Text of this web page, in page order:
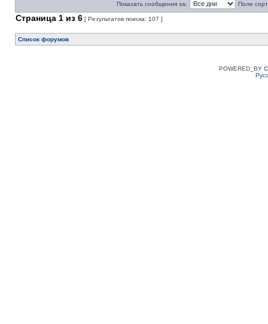
Показать сообщения за: Поле
Страница 1 из 6 [ Результатов поиска: 107 ]
Список форумов
POWERED_BY